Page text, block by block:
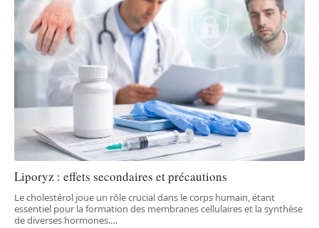
Liporyz : effets secondaires et précautions
Le cholestérol joue un rôle crucial dans le corps humain, étant
essentiel pour la formation des membranes cellulaires et la synthèse
de diverses hormones.…